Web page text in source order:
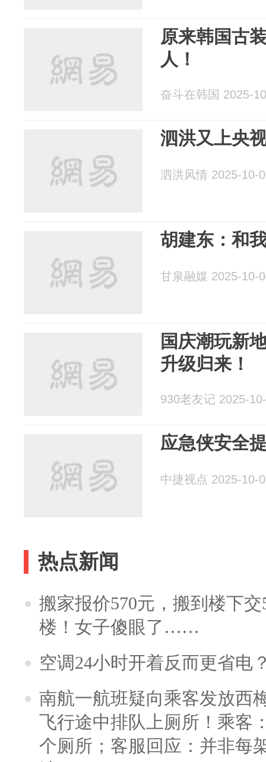
原来韩国古
人！
奋斗在韩国 2025-
泗洪又上央
泗洪风情 2025-10-
胡建东：和
甘泉融媒 2025-10-
国庆潮玩新
升级归来！
930老友记 2025-
应急侠安全
中捷视点 2025-10-
热点新闻
搬家报价570元，搬到楼下
楼！女子傻眼了……
空调24小时开着反而更省电
南航一航班疑向乘客发放西
飞行途中排队上厕所！乘客
个厕所；客服回应：并非每